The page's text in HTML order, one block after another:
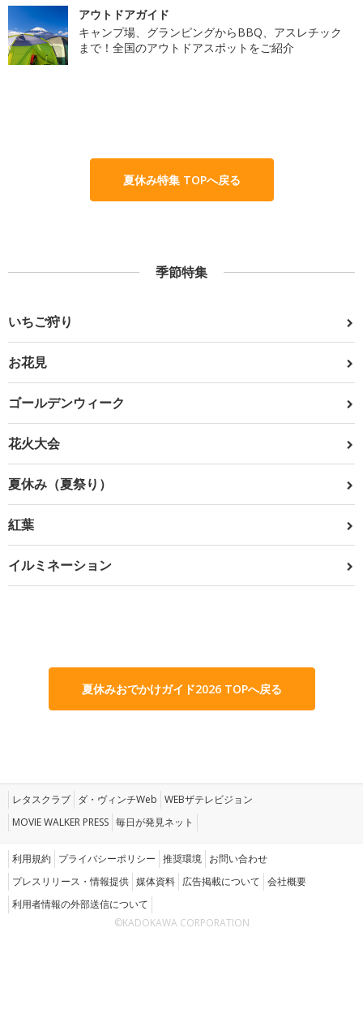
アウトドアガイド
キャンプ場、グランピングからBBQ、アスレチック
まで！全国のアウトドアスポットをご紹介
夏休み特集 TOPへ戻る
季節特集
いちご狩り
お花見
ゴールデンウィーク
花火大会
夏休み（夏祭り）
紅葉
イルミネーション
夏休みおでかけガイド2026 TOPへ戻る
レタスクラブ ダ・ヴィンチWeb WEBザテレビジョン
MOVIE WALKER PRESS 毎日が発見ネット
利用規約 プライバシーポリシー 推奨環境 お問い合わせ
プレスリリース・情報提供 媒体資料 広告掲載について 会社概要
利用者情報の外部送信について
©KADOKAWA CORPORATION